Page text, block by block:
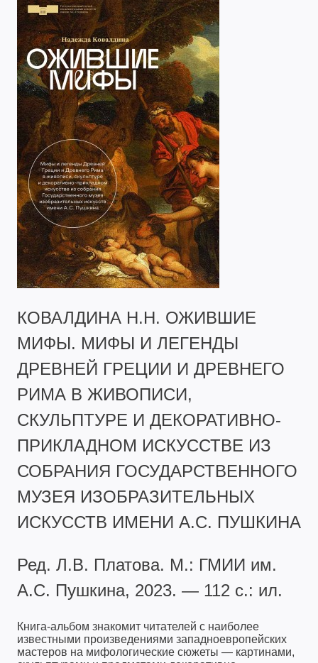
КОВАЛДИНА Н.Н. ОЖИВШИЕ
МИФЫ. МИФЫ И ЛЕГЕНДЫ
ДРЕВНЕЙ ГРЕЦИИ И ДРЕВНЕГО
РИМА В ЖИВОПИСИ,
СКУЛЬПТУРЕ И ДЕКОРАТИВНО-
ПРИКЛАДНОМ ИСКУССТВЕ ИЗ
СОБРАНИЯ ГОСУДАРСТВЕННОГО
МУЗЕЯ ИЗОБРАЗИТЕЛЬНЫХ
ИСКУССТВ ИМЕНИ А.С. ПУШКИНА
Ред. Л.В. Платова. М.: ГМИИ им.
А.С. Пушкина, 2023. — 112 с.: ил.
Книга-альбом знакомит читателей с наиболее
известными произведениями западноевропейских
мастеров на мифологические сюжеты — картинами,